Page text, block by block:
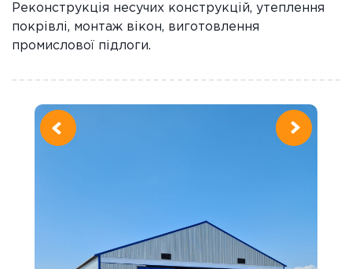
Реконструкція несучих конструкцій, утеплення
покрівлі, монтаж вікон, виготовлення
промислової підлоги.